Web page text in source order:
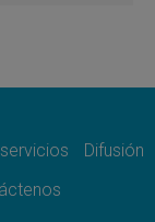
en el
Difusión